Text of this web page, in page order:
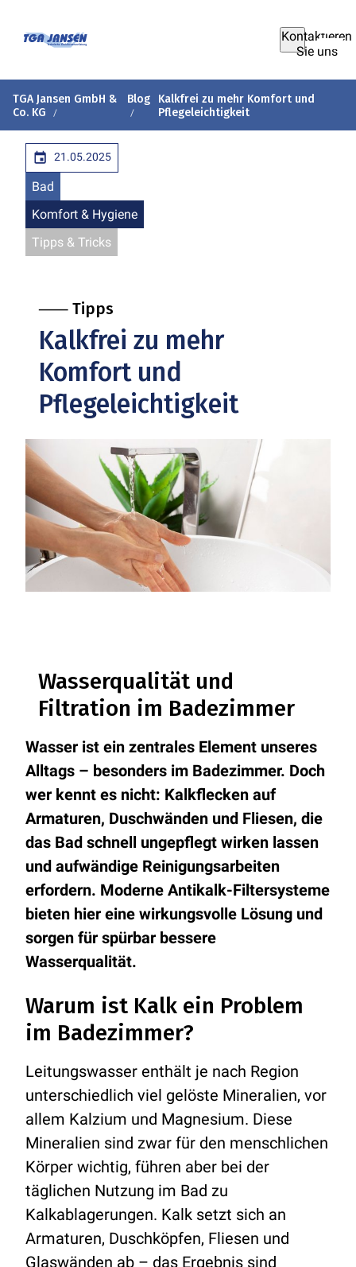
Kontaktieren
Sie uns
TGA Jansen GmbH &
Co. KG
Blog
Kalkfrei zu mehr Komfort und
Pflegeleichtigkeit
21.05.2025
Bad
Komfort & Hygiene
Tipps & Tricks
⸺ Tipps
Kalkfrei zu mehr
Komfort und
Pflegeleichtigkeit
Wasserqualität und
Filtration im Badezimmer
Wasser ist ein zentrales Element unseres
Alltags – besonders im Badezimmer. Doch
wer kennt es nicht: Kalkflecken auf
Armaturen, Duschwänden und Fliesen, die
das Bad schnell ungepflegt wirken lassen
und aufwändige Reinigungsarbeiten
erfordern. Moderne Antikalk-Filtersysteme
bieten hier eine wirkungsvolle Lösung und
sorgen für spürbar bessere
Wasserqualität.
Warum ist Kalk ein Problem
im Badezimmer?
Leitungswasser enthält je nach Region
unterschiedlich viel gelöste Mineralien, vor
allem Kalzium und Magnesium. Diese
Mineralien sind zwar für den menschlichen
Körper wichtig, führen aber bei der
täglichen Nutzung im Bad zu
Kalkablagerungen. Kalk setzt sich an
Armaturen, Duschköpfen, Fliesen und
Glaswänden ab – das Ergebnis sind